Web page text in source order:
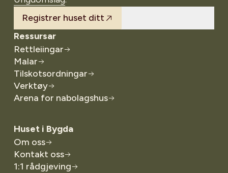
Registrer huset ditt
Ressursar
Rettleiingar
Malar
Tilskotsordningar
Verktøy
Arena for nabolagshus
Huset i Bygda
Om oss
Kontakt oss
1:1 rådgjeving